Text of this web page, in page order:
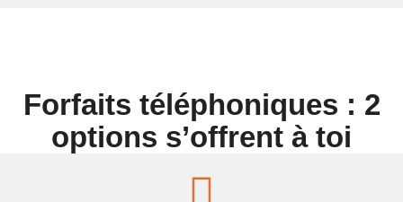
Forfaits téléphoniques : 2
options s’offrent à toi